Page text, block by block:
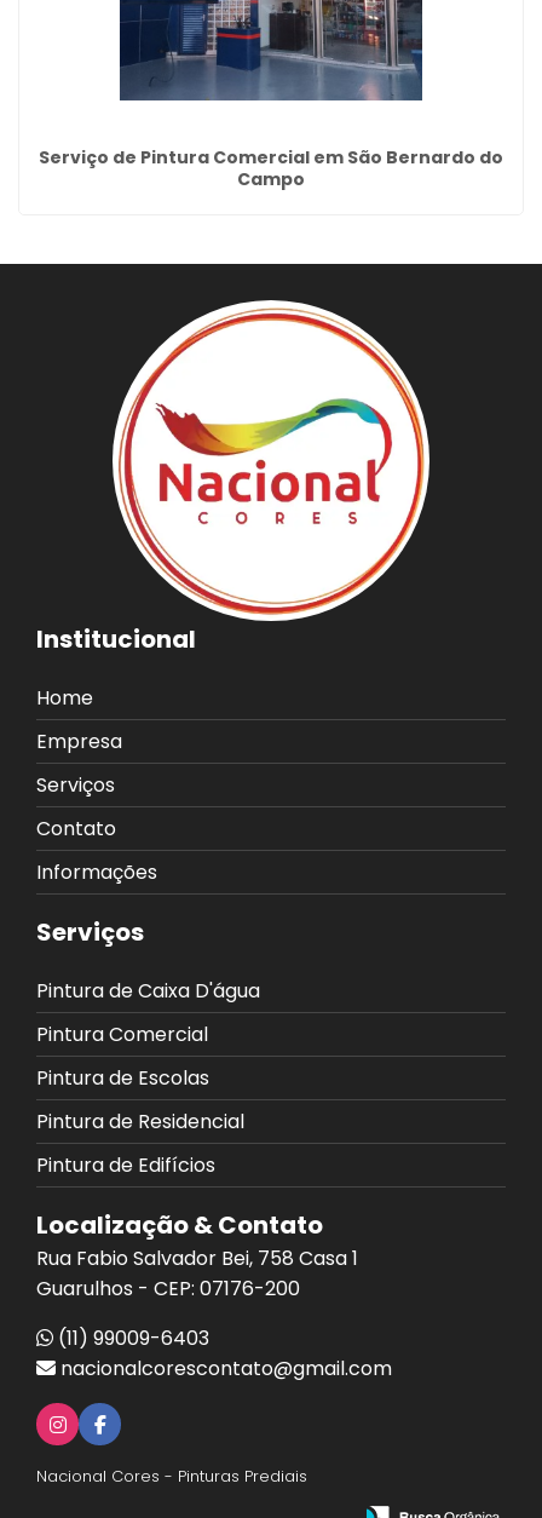
Serviço de Pintura Comercial em São Bernardo do
Campo
Institucional
Home
Empresa
Serviços
Contato
Informações
Serviços
Pintura de Caixa D'água
Pintura Comercial
Pintura de Escolas
Pintura de Residencial
Pintura de Edifícios
Localização & Contato
Rua Fabio Salvador Bei, 758 Casa 1
Guarulhos - CEP: 07176-200
(11) 99009-6403
nacionalcorescontato@gmail.com
Nacional Cores - Pinturas Prediais